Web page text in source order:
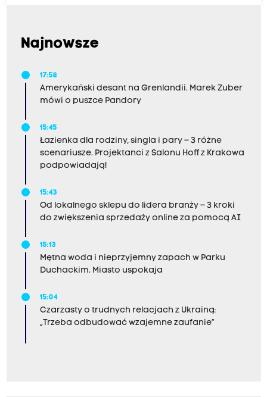
Najnowsze
17:58
Amerykański desant na Grenlandii. Marek Zuber
mówi o puszce Pandory
15:45
Łazienka dla rodziny, singla i pary – 3 różne
scenariusze. Projektanci z Salonu Hoff z Krakowa
podpowiadają!
15:43
Od lokalnego sklepu do lidera branży – 3 kroki
do zwiększenia sprzedaży online za pomocą AI
15:13
Mętna woda i nieprzyjemny zapach w Parku
Duchackim. Miasto uspokaja
15:04
Czarzasty o trudnych relacjach z Ukrainą:
„Trzeba odbudować wzajemne zaufanie”